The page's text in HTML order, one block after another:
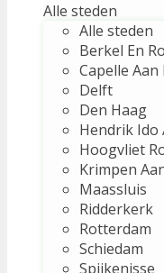
Alle steden
Alle steden
Berkel En
Capelle Aan
Delft
Den Haag
Hendrik Ido
Hoogvliet
Krimpen
Maassluis
Ridderkerk
Rotterdam
Schiedam
Spijkenisse